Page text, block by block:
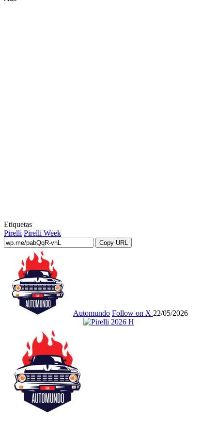
Etiquetas
Pirelli Pirelli Week
Copy URL
Automundo Follow on X 22/05/2026